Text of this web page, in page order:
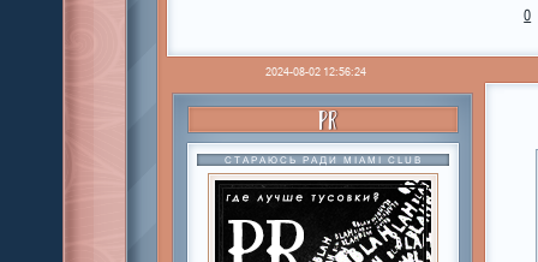
0
2024-08-02 12:56:24
PR
СТАРАЮСЬ РАДИ MIAMI CLUB